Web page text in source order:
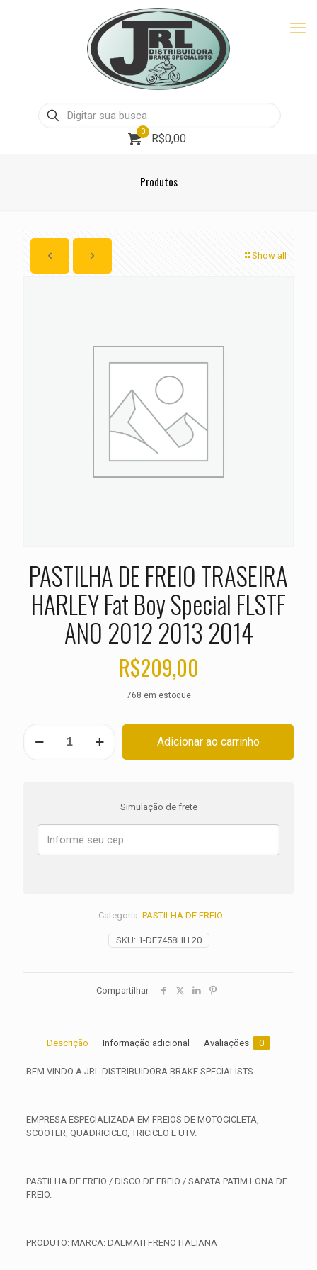
0
R$0,00
Produtos
Show all
PASTILHA DE FREIO TRASEIRA
HARLEY Fat Boy Special FLSTF
ANO 2012 2013 2014
R$209,00
768 em estoque
Special
FLSTF
ANO
Adicionar ao carrinho
Simulação de frete
SKU: 1-DF7458HH 20
Categoria: PASTILHA DE FREIO
Compartilhar
Descrição Informação adicional Avaliações 0
BEM VINDO A JRL DISTRIBUIDORA BRAKE SPECIALISTS
EMPRESA ESPECIALIZADA EM FREIOS DE MOTOCICLETA,
SCOOTER, QUADRICICLO, TRICICLO E UTV.
PASTILHA DE FREIO / DISCO DE FREIO / SAPATA PATIM LONA DE
FREIO.
PRODUTO: MARCA: DALMATI FRENO ITALIANA